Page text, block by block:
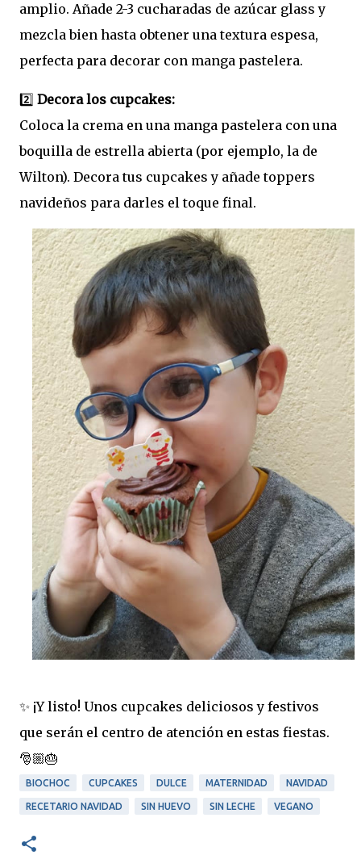
amplio. Añade 2-3 cucharadas de azúcar glass y
mezcla bien hasta obtener una textura espesa,
perfecta para decorar con manga pastelera.
2️⃣ Decora los cupcakes:
Coloca la crema en una manga pastelera con una
boquilla de estrella abierta (por ejemplo, la de
Wilton). Decora tus cupcakes y añade toppers
navideños para darles el toque final.
✨ ¡Y listo! Unos cupcakes deliciosos y festivos
que serán el centro de atención en estas fiestas.
🎅🏼🎂
BIOCHOC CUPCAKES DULCE MATERNIDAD NAVIDAD
RECETARIO NAVIDAD SIN HUEVO SIN LECHE VEGANO